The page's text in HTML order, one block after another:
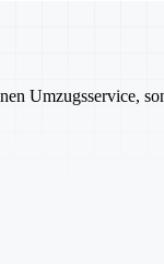
Umzugsservice,